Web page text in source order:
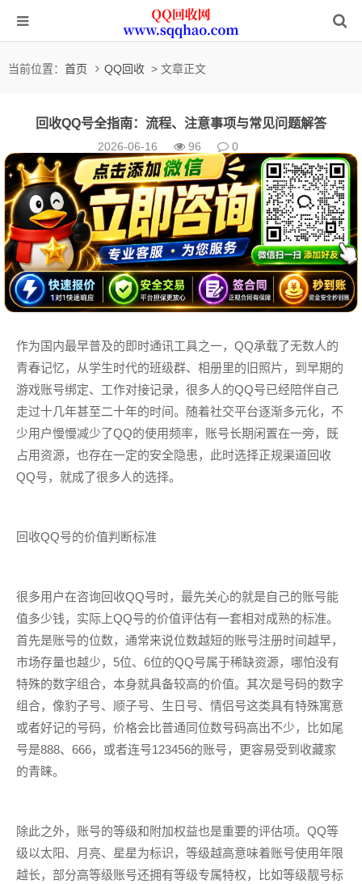
当前位置： 首页 QQ回收 > 文章正文
回收QQ号全指南：流程、注意事项与常见问题解答
2026-06-16 96 0
作为国内最早普及的即时通讯工具之一，QQ承载了无数人的
青春记忆，从学生时代的班级群、相册里的旧照片，到早期的
游戏账号绑定、工作对接记录，很多人的QQ号已经陪伴自己
走过十几年甚至二十年的时间。随着社交平台逐渐多元化，不
少用户慢慢减少了QQ的使用频率，账号长期闲置在一旁，既
占用资源，也存在一定的安全隐患，此时选择正规渠道回收
QQ号，就成了很多人的选择。
回收QQ号的价值判断标准
很多用户在咨询回收QQ号时，最先关心的就是自己的账号能
值多少钱，实际上QQ号的价值评估有一套相对成熟的标准。
首先是账号的位数，通常来说位数越短的账号注册时间越早，
市场存量也越少，5位、6位的QQ号属于稀缺资源，哪怕没有
特殊的数字组合，本身就具备较高的价值。其次是号码的数字
组合，像豹子号、顺子号、生日号、情侣号这类具有特殊寓意
或者好记的号码，价格会比普通同位数号码高出不少，比如尾
号是888、666，或者连号123456的账号，更容易受到收藏家
的青睐。
除此之外，账号的等级和附加权益也是重要的评估项。QQ等
级以太阳、月亮、星星为标识，等级越高意味着账号使用年限
越长，部分高等级账号还拥有等级专属特权，比如等级靓号标